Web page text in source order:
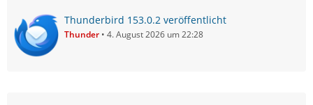
Thunderbird 153.0.2 veröffentlicht
Thunder 4. August 2026 um 22:28